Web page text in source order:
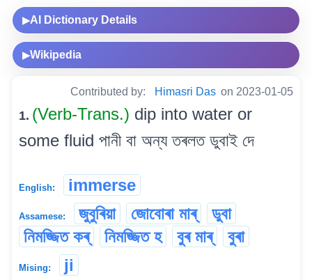
▶AI Dictionary Details
▶Wikipedia
Contributed by: Himasri Das on 2023-01-05
1. (Verb-Trans.) dip into water or
some fluid পানী বা অন্য তৰলত ডুবাই দে
English: immerse
Assamese: জুবুৰিয়া জোবোৰা মাৰ্
ডুবা
নিমজ্জিত কৰ্
নিমজ্জিত হ বুৰ মাৰ্ বুৰা
Mising: ji